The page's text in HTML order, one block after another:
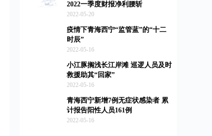
2022一季度财报净利腰斩
2022-05-20
疫情下青海西宁“监管蓝”的“十二
时辰”
2022-05-16
小江豚搁浅长江岸滩 巡逻人员及时
救援助其“回家”
2022-05-16
青海西宁新增7例无症状感染者 累
计报告阳性人员161例
2022-05-16